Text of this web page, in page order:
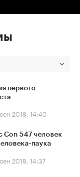
первого
2018, 14:40
Con 547 человек
паука
2018, 14:37